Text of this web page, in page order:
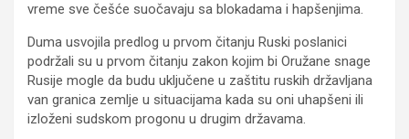
vreme sve češće suočavaju sa blokadama i hapšenjima.
Duma usvojila predlog u prvom čitanju Ruski poslanici
podržali su u prvom čitanju zakon kojim bi Oružane snage
Rusije mogle da budu uključene u zaštitu ruskih državljana
van granica zemlje u situacijama kada su oni uhapšeni ili
izloženi sudskom progonu u drugim državama.